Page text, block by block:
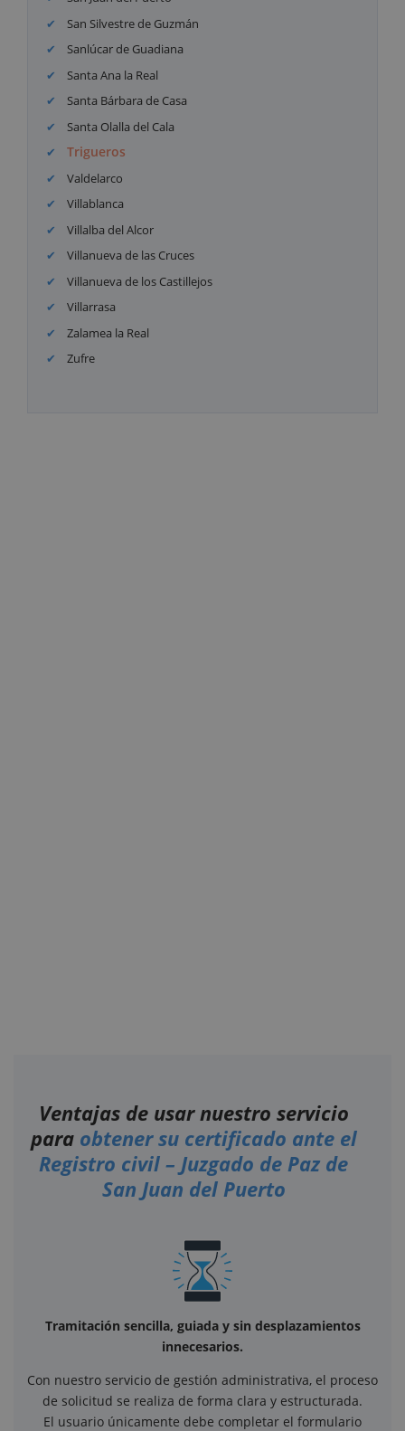
San Silvestre de Guzmán
Sanlúcar de Guadiana
Santa Ana la Real
Santa Bárbara de Casa
Santa Olalla del Cala
Trigueros
Valdelarco
Villablanca
Villalba del Alcor
Villanueva de las Cruces
Villanueva de los Castillejos
Villarrasa
Zalamea la Real
Zufre
Ventajas de usar nuestro servicio
para obtener su certificado ante el
Registro civil – Juzgado de Paz de
San Juan del Puerto
Tramitación sencilla, guiada y sin desplazamientos
innecesarios.
Con nuestro servicio de gestión administrativa, el proceso
de solicitud se realiza de forma clara y estructurada.
El usuario únicamente debe completar el formulario